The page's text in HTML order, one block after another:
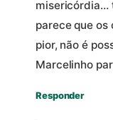
misericórdia…
parece que os
pior, não é
Marcelinho
Responder